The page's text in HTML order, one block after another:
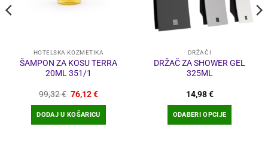
HOTELSKA KOZMETIKA
ŠAMPON ZA KOSU TERRA
20ML 351/1
99,32€ Izvorna
cijena
bila
je:
99,32 €.
76,12€Trenutna
76,12 €.
DODAJ U KOŠARICU
DRŽAČI
DRŽAČ ZA SHOWER GEL
325ML
14,98€
ODABERI OPCIJE